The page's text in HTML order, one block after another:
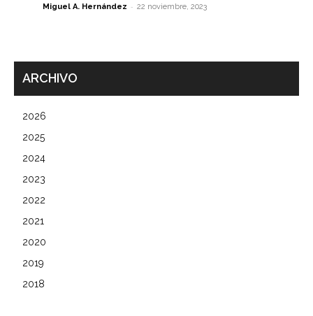
Miguel A. Hernández - 22 noviembre, 2023
ARCHIVO
2026
2025
2024
2023
2022
2021
2020
2019
2018